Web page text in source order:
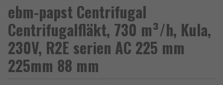
ebm-papst Centrifugal
Centrifugalfläkt, 730 m³/h, Kula,
230V, R2E serien AC 225 mm
225mm 88 mm